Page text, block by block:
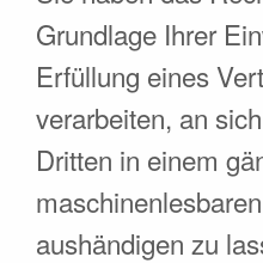
Grundlage Ihrer
Erfüllung eines
verarbeiten, an
Dritten in einem
aushändigen zu